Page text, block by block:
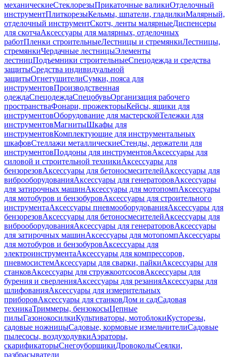
механическиеСтеклорезыПрикаточные валикиОтделочный
инструментПлиткорезыКельмы, шпатели, гладилкиМалярный,
отделочный инструментСкотч, ленты малярныеДиспенсеры
для скотчаАксессуары для малярных, отделочных
работПленки строительныеЛестницы и стремянкиЛестницы,
стремянкиЧердачные лестницыЭлементы
лестницПодъемники строительныеСпецодежда и средства
защитыСредства индивидуальной
защитыОгнетушителиСумки, пояса для
инструментовПроизводственная
одеждаСпецодеждаСпецобувьОрганизация рабочего
пространстваФонари, прожекторыКейсы, ящики для
инструментовОборудование для мастерскойТележки для
инструментовМагнитыШкафы для
инструментовКомплектующие для инструментальных
шкафовСтеллажи металлическиеСтенды, держатели для
инструментовПоддоны для инструментовАксессуары для
силовой и строительной техникиАксессуары для
бензорезовАксессуары для бетоносмесителейАксессуары для
виброоборудованияАксессуары для генераторовАксессуары
для затирочных машинАксессуары для мотопомпАксессуары
для мотобуров и бензобуровАксессуары для строительного
инструментаАксессуары пневмооборудованияАксессуары для
бензорезовАксессуары для бетоносмесителейАксессуары для
виброоборудованияАксессуары для генераторовАксессуары
для затирочных машинАксессуары для мотопомпАксессуары
для мотобуров и бензобуровАксессуары для
электроинструментаАксессуары для компрессоров,
пневмосистемАксессуары для сварки, пайкиАксессуары для
станковАксессуары для стружкоотсосовАксессуары для
бурения и сверленияАксессуары для резанияАксессуары для
шлифованияАксессуары для измерительных
приборовАксессуары для станковДом и садСадовая
техникаТриммеры, бензокосыЦепные
пилыГазонокосилкиКультиваторы, мотоблокиКусторезы,
садовые ножницыСадовые, кормовые измельчителиСадовые
пылесосы, воздуходувкиАэраторы,
скарификаторыСнегоуборщикиДровоколыСеялки,
разбрасыватели